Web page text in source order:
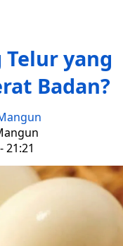
yang
Badan?
21:21